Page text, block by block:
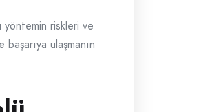
yöntemin riskleri ve
ulaşmanın